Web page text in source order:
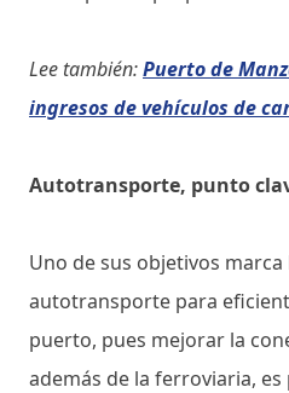
Lee también:Puerto de
ingresos de vehículos de
Autotransporte, punto
Uno de sus objetivos marca
autotransporte para
puerto, pues mejorar la
además de la ferroviaria,